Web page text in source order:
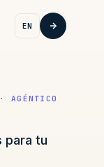
EN
AGÉNTICO
para tu